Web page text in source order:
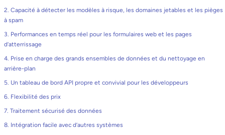
2. Capacité à détecter les modèles à risque, les domaines jetables et les pièges
à spam
3. Performances en temps réel pour les formulaires web et les pages
d’atterrissage
4. Prise en charge des grands ensembles de données et du nettoyage en
arrière-plan
5. Un tableau de bord API propre et convivial pour les développeurs
6. Flexibilité des prix
7. Traitement sécurisé des données
8. Intégration facile avec d’autres systèmes